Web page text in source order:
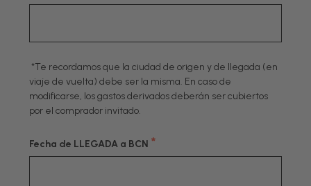
*Te recordamos que la ciudad de origen y de llegada (en
viaje de vuelta) debe ser la misma. En caso de
modificarse, los gastos derivados deberán ser cubiertos
por el comprador invitado.
Fecha de LLEGADA a BCN *